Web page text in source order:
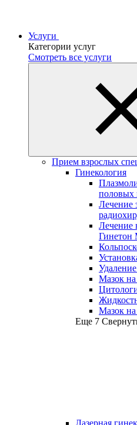
Услуги
Категории услуг
Смотреть все услуги
Прием взрослых
Гинекология
половых
Лечение
Лечение
Гинетон
Мазок
Мазок
Еще 7
Лазерная